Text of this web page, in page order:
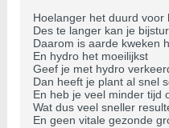
Hoelanger het duurd voor
Des te langer kan je
Daarom is aarde kweken
En hydro het moeilijkst
Geef je met hydro
Dan heeft je plant al snel
En heb je veel minder tijd
Wat dus veel sneller
En geen vitale gezonde